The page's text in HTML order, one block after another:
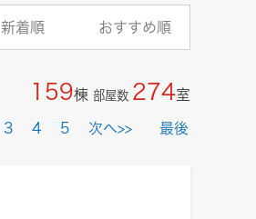
新着順 おすすめ順
159棟 部屋数 274室
3 4 5 次へ>> 最後